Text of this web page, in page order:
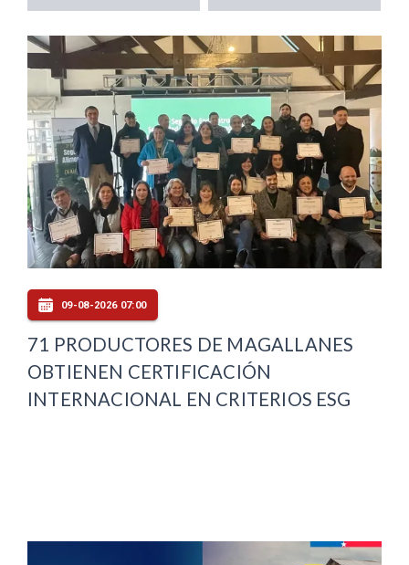
09-08-2026 07:00
71 PRODUCTORES DE MAGALLANES
OBTIENEN CERTIFICACIÓN
INTERNACIONAL EN CRITERIOS ESG